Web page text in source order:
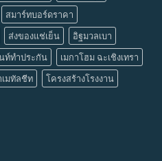
สมาร์ทบอร์ดราคา
ส่งของแช่เย็น
อิฐมวลเบา
ท์ทำประกัน
เมกาโฮม ฉะเชิงเทรา
เมทัลชีท
โครงสร้างโรงงาน